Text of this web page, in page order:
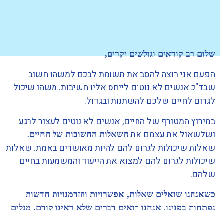
שלום רב קוראים וגולשים יקרים,
הפעם אני רוצה להסב את תשומת לבכם למשהו חשוב
שבד"כ אנשים לא נוטים לייחס אליו חשיבות. משהו שיכול
לגרום לחיים שלכם להשתנות ובגדול.
במירוץ המטורף של החיים, אנשים לא נוטים לעצור לרגע
ושלשאול את עצמם אתהשאלות החשובות של החיים.
שאלות שיכולות לגרום להם להיות מאושרים באמת. שאלות
שיכולות לגרום להם למצוא את הייעוד והמשמעות בחיים
שלהם.
כשאנחנו שואלים שאלות, אפשרויות והזדמנויות חדשות
נפתחות בפנינו. אנחנו רואים דברים שלא ראינו קודם, מגלים